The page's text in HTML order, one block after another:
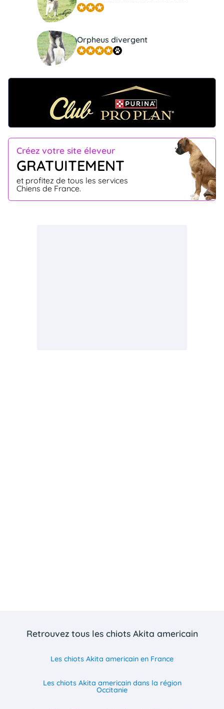
Créez votre site éleveur
GRATUITEMENT
et profitez de tous les services
Chiens de France.
Orpheus divergent
Retrouvez tous les chiots Akita americain
Les chiots Akita americain en France
Les chiots Akita americain dans la région
Occitanie